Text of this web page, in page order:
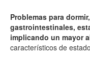
Problemas para
gastrointestinales,
implicando un mayor
característicos de